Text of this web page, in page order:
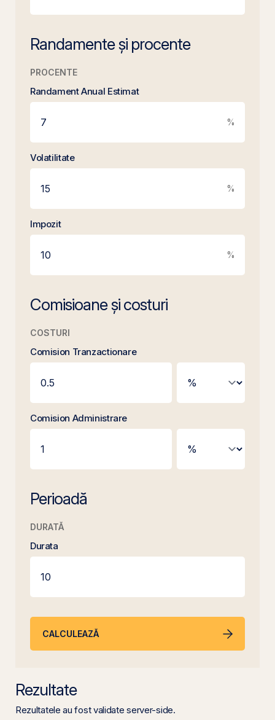
Randamente și procente
PROCENTE
Randament Anual Estimat
%
Volatilitate
%
Impozit
%
Comisioane și costuri
COSTURI
Comision Tranzactionare
Comision Administrare
Perioadă
DURATĂ
Durata
CALCULEAZĂ
Rezultate
Rezultatele au fost validate server-side.